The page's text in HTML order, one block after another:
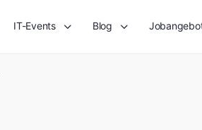
IT-Events Blog